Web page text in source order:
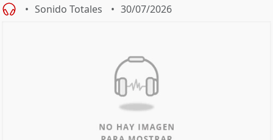
Sonido Totales 30/07/2026